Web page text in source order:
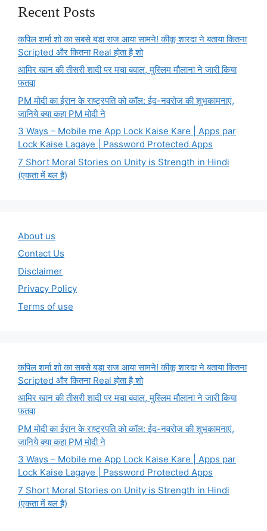
Recent Posts
कपिल शर्मा शो का सबसे बड़ा राज आया सामने! कीकू शारदा ने बताया कितना
Scripted और कितना Real होता है शो
आमिर खान की तीसरी शादी पर मचा बवाल, मुस्लिम मौलाना ने जारी किया
फतवा
PM मोदी का ईरान के राष्ट्रपति को कॉल: ईद-नवरोज की शुभकामनाएं,
जानिये क्या कहा PM मोदी ने
3 Ways – Mobile me App Lock Kaise Kare | Apps par
Lock Kaise Lagaye | Password Protected Apps
7 Short Moral Stories on Unity is Strength in Hindi
(एकता में बल है)
About us
Contact Us
Disclaimer
Privacy Policy
Terms of use
कपिल शर्मा शो का सबसे बड़ा राज आया सामने! कीकू शारदा ने बताया कितना
Scripted और कितना Real होता है शो
आमिर खान की तीसरी शादी पर मचा बवाल, मुस्लिम मौलाना ने जारी किया
फतवा
PM मोदी का ईरान के राष्ट्रपति को कॉल: ईद-नवरोज की शुभकामनाएं,
जानिये क्या कहा PM मोदी ने
3 Ways – Mobile me App Lock Kaise Kare | Apps par
Lock Kaise Lagaye | Password Protected Apps
7 Short Moral Stories on Unity is Strength in Hindi
(एकता में बल है)